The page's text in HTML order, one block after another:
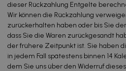
dieser Rückzahlung Entgelte
Wir können die Rückzahlung
zurückerhalten haben oder bis Sie
dass Sie die Waren zurückgesandt
der frühere Zeitpunkt ist. Sie haben
in jedem Fall spätestens binnen 14
dem Sie uns über den Widerruf